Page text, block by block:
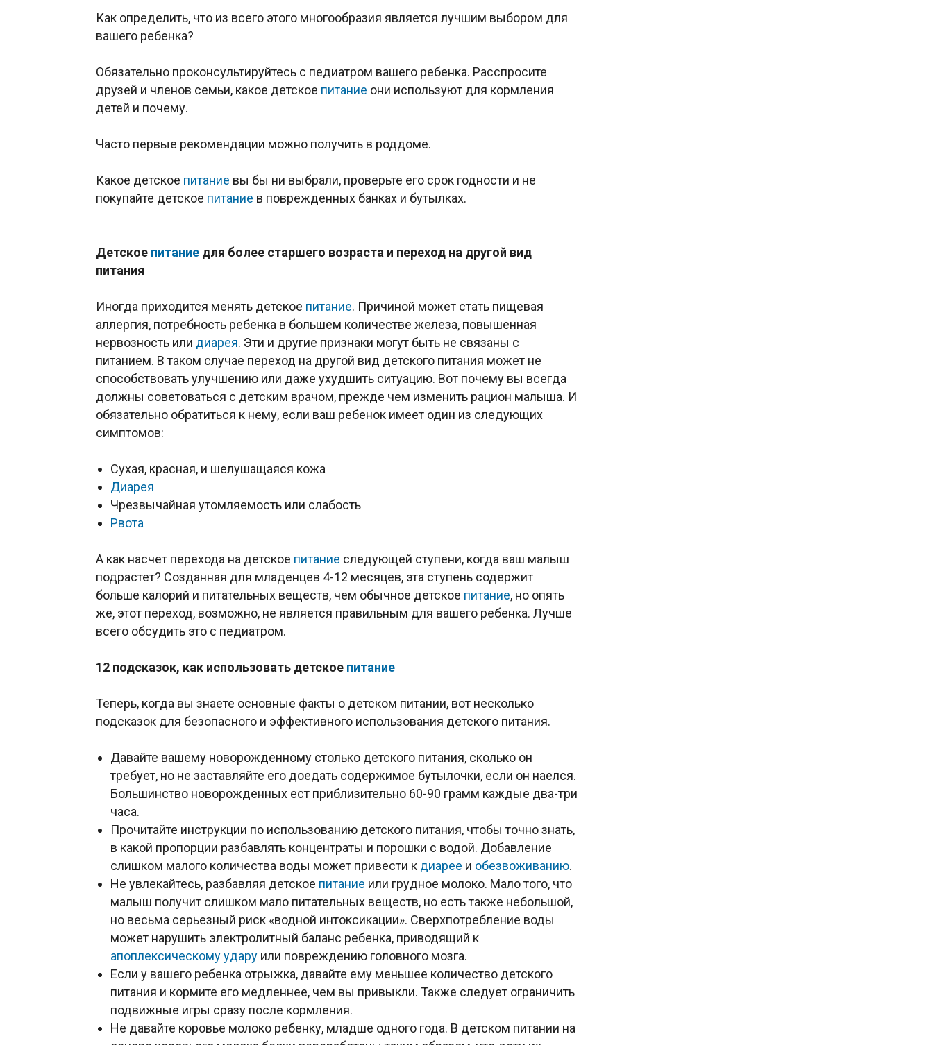
Как определить, что из всего этого многообразия является лучшим выбором для
вашего ребенка?
Обязательно проконсультируйтесь с педиатром вашего ребенка. Расспросите
друзей и членов семьи, какое детское питание они используют для кормления
детей и почему.
Часто первые рекомендации можно получить в роддоме.
Какое детское питание вы бы ни выбрали, проверьте его срок годности и не
покупайте детское питание в поврежденных банках и бутылках.
Детское питание для более старшего возраста и переход на другой вид
питания
Иногда приходится менять детское питание. Причиной может стать пищевая
аллергия, потребность ребенка в большем количестве железа, повышенная
нервозность или диарея. Эти и другие признаки могут быть не связаны с
питанием. В таком случае переход на другой вид детского питания может не
способствовать улучшению или даже ухудшить ситуацию. Вот почему вы всегда
должны советоваться с детским врачом, прежде чем изменить рацион малыша. И
обязательно обратиться к нему, если ваш ребенок имеет один из следующих
симптомов:
Сухая, красная, и шелушащаяся кожа
Диарея
Чрезвычайная утомляемость или слабость
Рвота
А как насчет перехода на детское питание следующей ступени, когда ваш малыш
подрастет? Созданная для младенцев 4-12 месяцев, эта ступень содержит
больше калорий и питательных веществ, чем обычное детское питание, но опять
же, этот переход, возможно, не является правильным для вашего ребенка. Лучше
всего обсудить это с педиатром.
12 подсказок, как использовать детское питание
Теперь, когда вы знаете основные факты о детском питании, вот несколько
подсказок для безопасного и эффективного использования детского питания.
Давайте вашему новорожденному столько детского питания, сколько он
требует, но не заставляйте его доедать содержимое бутылочки, если он наелся.
Большинство новорожденных ест приблизительно 60-90 грамм каждые два-три
часа.
Прочитайте инструкции по использованию детского питания, чтобы точно знать,
в какой пропорции разбавлять концентраты и порошки с водой. Добавление
слишком малого количества воды может привести к диарее и обезвоживанию.
Не увлекайтесь, разбавляя детское питание или грудное молоко. Мало того, что
малыш получит слишком мало питательных веществ, но есть также небольшой,
но весьма серьезный риск «водной интоксикации». Сверхпотребление воды
может нарушить электролитный баланс ребенка, приводящий к
апоплексическому удару или повреждению головного мозга.
Если у вашего ребенка отрыжка, давайте ему меньшее количество детского
питания и кормите его медленнее, чем вы привыкли. Также следует ограничить
подвижные игры сразу после кормления.
Не давайте коровье молоко ребенку, младше одного года. В детском питании на